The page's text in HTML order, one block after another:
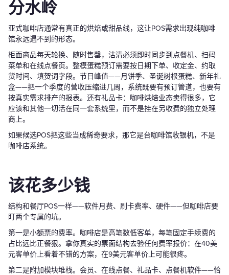
分水岭
亚式咖啡店通常有真正的烘焙或甜品线，这让POS需求出现纯咖啡
馆永远遇不到的形态。
柜面商品每天轮换、随时售罄，沽清必须即时同步到点餐机、扫码
菜单和在线点餐页。整模蛋糕预订需要按日期下单、收定金、约取
货时间、填贺词字段。节日峰值——月饼季、圣诞树根蛋糕、新年礼
盒——把一个季度的营收压缩进几周，系统既要有预订管道，也要有
按真实需求排产的报表。还有礼品卡：咖啡烘焙业态卖得很多，它
应该和其他一切活在同一套系统里，而不是挂在另收费的独立处理
商上。
如果候选POS把这些当成稀奇要求，那它是台咖啡馆收银机，不是
咖啡店系统。
该花多少钱
结构和餐厅POS一样——软件月费、刷卡费率、硬件——但咖啡店要
盯两个专属的坑。
第一是小额票的费率。咖啡店是高笔数低客单，每笔固定手续费的
占比远比正餐狠。拿你真实的票面结构去验任何费率报价：在40美
元客单价上看着不错的方案，在9美元客单价上可能很疼。
第二是附加模块堆栈。会员、在线点餐、礼品卡、点餐机软件——恰